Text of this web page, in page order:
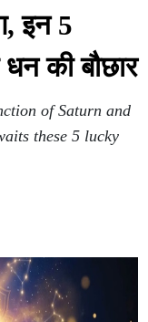
इन 5
धन की बौछार
of Saturn and
these 5 lucky